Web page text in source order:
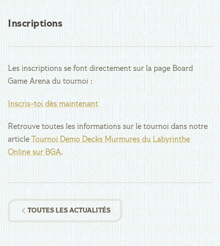
Inscriptions
Les inscriptions se font directement sur la page Board
Game Arena du tournoi :
Inscris-toi dès maintenant
Retrouve toutes les informations sur le tournoi dans notre
articleTournoi Demo Decks Murmures du Labyrinthe
Online sur BGA.
TOUTES LES ACTUALITÉS